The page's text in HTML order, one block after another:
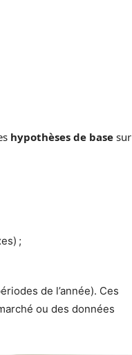
hypothèses de base sur
;
de l’année). Ces
ou des données